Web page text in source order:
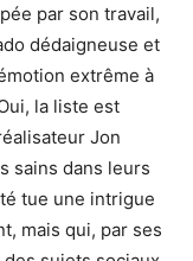
par son travail,
dédaigneuse et
extrême à
la liste est
Jon
sains dans leurs
tue une intrigue
mais qui, par ses